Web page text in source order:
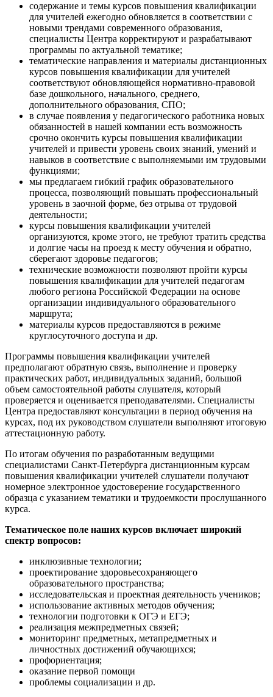
содержание и темы курсов повышения квалификации
для учителей ежегодно обновляется в соответствии с
новыми трендами современного образования,
специалисты Центра корректируют и разрабатывают
программы по актуальной тематике;
тематические направления и материалы дистанционных
курсов повышения квалификации для учителей
соответствуют обновляющейся нормативно-правовой
базе дошкольного, начального, среднего,
дополнительного образования, СПО;
в случае появления у педагогического работника новых
обязанностей в нашей компании есть возможность
срочно окончить курсы повышения квалификации
учителей и привести уровень своих знаний, умений и
навыков в соответствие с выполняемыми им трудовыми
функциями;
мы предлагаем гибкий график образовательного
процесса, позволяющий повышать профессиональный
уровень в заочной форме, без отрыва от трудовой
деятельности;
курсы повышения квалификации учителей
организуются, кроме этого, не требуют тратить средства
и долгие часы на проезд к месту обучения и обратно,
сберегают здоровье педагогов;
технические возможности позволяют пройти курсы
повышения квалификации для учителей педагогам
любого региона Российской Федерации на основе
организации индивидуального образовательного
маршрута;
материалы курсов предоставляются в режиме
круглосуточного доступа и др.
Программы повышения квалификации учителей
предполагают обратную связь, выполнение и проверку
практических работ, индивидуальных заданий, большой
объем самостоятельной работы слушателя, который
проверяется и оценивается преподавателями. Специалисты
Центра предоставляют консультации в период обучения на
курсах, под их руководством слушатели выполняют итоговую
аттестационную работу.
По итогам обучения по разработанным ведущими
специалистами Санкт-Петербурга дистанционным курсам
повышения квалификации учителей слушатели получают
номерное электронное удостоверение государственного
образца с указанием тематики и трудоемкости прослушанного
курса.
Тематическое поле наших курсов включает широкий
спектр вопросов:
инклюзивные технологии;
проектирование здоровьесохраняющего
образовательного пространства;
исследовательская и проектная деятельность учеников;
использование активных методов обучения;
технологии подготовки к ОГЭ и ЕГЭ;
реализация межпредметных связей;
мониторинг предметных, метапредметных и
личностных достижений обучающихся;
профориентация;
оказание первой помощи
проблемы социализации и др.